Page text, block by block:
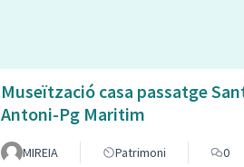
Museïtzació casa passatge
Antoni-Pg Maritim
MIREIA Patrimoni 0